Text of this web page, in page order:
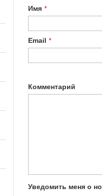
Имя *
Email *
Комментарий
Уведомить меня о